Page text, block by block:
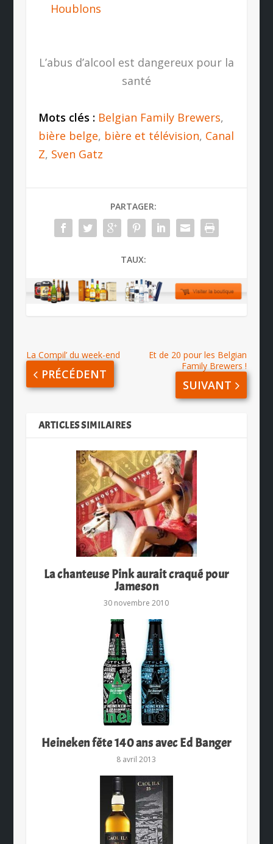
Houblons
L’abus d’alcool est dangereux pour la
santé
Mots clés : Belgian Family Brewers,
bière belge, bière et télévision, Canal
Z, Sven Gatz
PARTAGER:
TAUX:
La Compil’ du week-end
PRÉCÉDENT
Et de 20 pour les Belgian
Family Brewers !
SUIVANT
ARTICLES SIMILAIRES
La chanteuse Pink aurait craqué pour
Jameson
30 novembre 2010
Heineken fête 140 ans avec Ed Banger
8 avril 2013